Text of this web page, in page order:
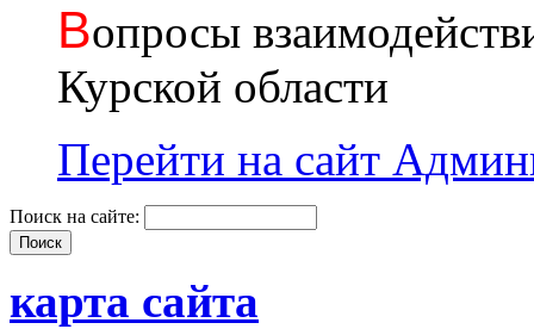
Вопросы
Курской области
Перейти на сайт
Поиск на сайте:
карта сайта